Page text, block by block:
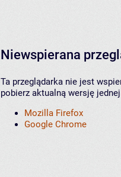
Niewspierana
Ta przeglądarka nie jest
pobierz aktualną wersję
Mozilla Firefox
Google Chrome